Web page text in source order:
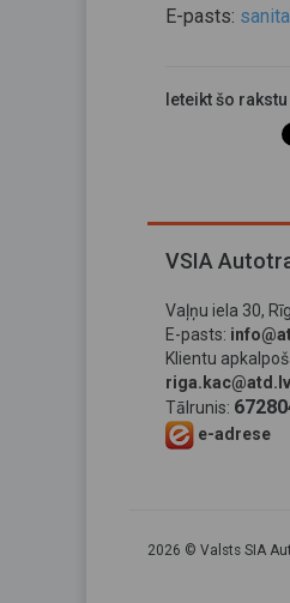
E-pasts:
Ieteikt šo rakstu
VSIA
Vaļņu iela 30,
E-pasts:
Klientu
riga.kac@atd.lv
Tālrunis:
e-adrese
2026 © Valsts SIA